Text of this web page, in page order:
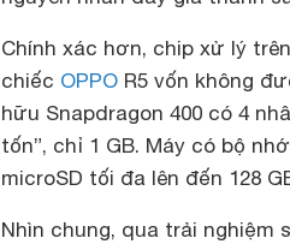
Chính xác hơn, chip xử lý
chiếc OPPO R5 vốn không
hữu Snapdragon 400 có 4
tốn”, chỉ 1 GB. Máy có bộ
microSD tối đa lên đến 128
Nhìn chung, qua trải nghiệm